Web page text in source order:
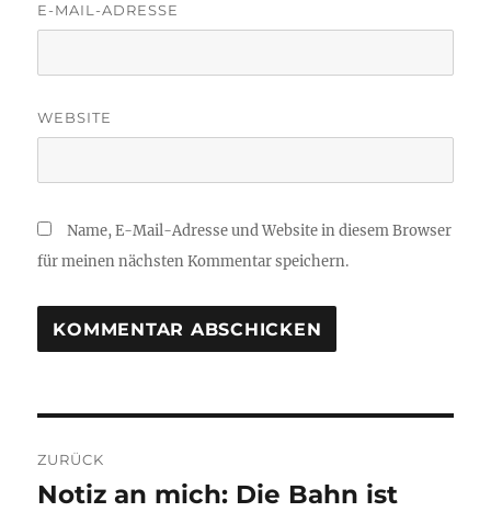
E-MAIL-ADRESSE
WEBSITE
Name, E-Mail-Adresse und Website in diesem Browser
für meinen nächsten Kommentar speichern.
ZURÜCK
Vorheriger
Notiz an mich: Die Bahn ist